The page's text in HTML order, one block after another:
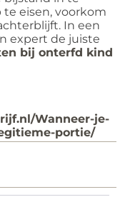
eisen, voorkom
In een
expert de juiste
bij onterfd kind
Wanneer-je-
portie/